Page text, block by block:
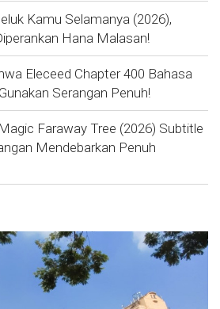
Kamu Selamanya (2026),
Hana Malasan!
Eleceed Chapter 400 Bahasa
Serangan Penuh!
Faraway Tree (2026) Subtitle
Mendebarkan Penuh